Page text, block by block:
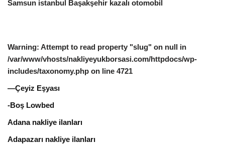
Samsun istanbul Başakşehir kazalı otomobil
Warning: Attempt to read property "slug" on null in
/var/www/vhosts/nakliyeyukborsasi.com/httpdocs/wp-
includes/taxonomy.php on line 4721
—Çeyiz Eşyası
-Boş Lowbed
Adana nakliye ilanları
Adapazarı nakliye ilanları